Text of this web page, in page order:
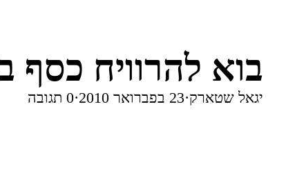
בוא להרוויח
יגאל שטארק·23 בפברואר 2010 ·0 תגובה